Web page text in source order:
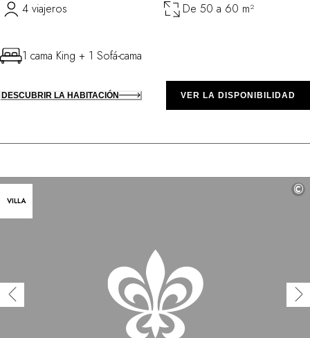
4 viajeros De 50 a 60 m²
1 cama King + 1 Sofá-cama
DESCUBRIR LA HABITACIÓN VER LA DISPONIBILIDAD
VILLA
©